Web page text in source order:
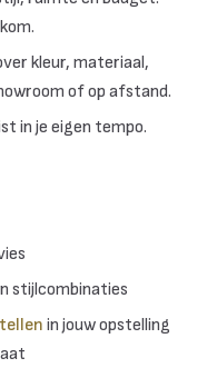
kleur, materiaal,
of op afstand.
in je eigen tempo.
stijlcombinaties
in jouw opstelling